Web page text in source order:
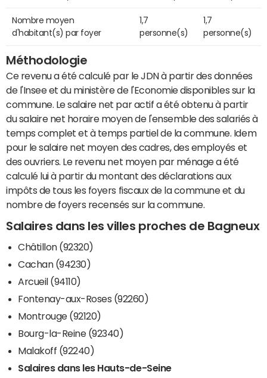
Nombre moyen
d'habitant(s) par foyer
1,7
personne(s)
1,7
personne(s)
Méthodologie
Ce revenu a été calculé par le JDN à partir des données
de l'Insee et du ministère de l'Economie disponibles sur la
commune. Le salaire net par actif a été obtenu à partir
du salaire net horaire moyen de l'ensemble des salariés à
temps complet et à temps partiel de la commune. Idem
pour le salaire net moyen des cadres, des employés et
des ouvriers. Le revenu net moyen par ménage a été
calculé lui à partir du montant des déclarations aux
impôts de tous les foyers fiscaux de la commune et du
nombre de foyers recensés sur la commune.
Salaires dans les villes proches de Bagneux
Châtillon (92320)
Cachan (94230)
Arcueil (94110)
Fontenay-aux-Roses (92260)
Montrouge (92120)
Bourg-la-Reine (92340)
Malakoff (92240)
Salaires dans les Hauts-de-Seine